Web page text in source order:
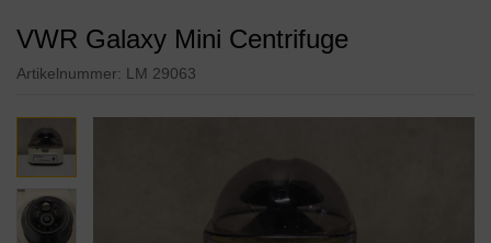
VWR Galaxy Mini Centrifuge
Artikelnummer: LM 29063